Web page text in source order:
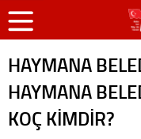
HAYMANA
HAYMANA
KOÇ KİMDİR?